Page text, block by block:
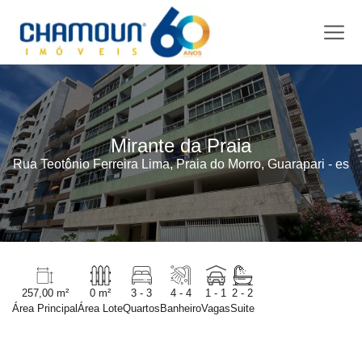
Mirante da Praia
Rua Teotônio Ferreira Lima, Praia do Morro, Guarapari - es
257,00 m²
Área Principal
0 m²
Área Lote
3 - 3
Quartos
4 - 4
Banheiro
1 - 1
Vagas
2 - 2
Suite